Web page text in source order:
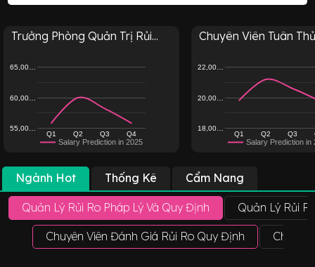
Trưởng Phòng Quản Trị Rủi...
Salary Prediction in 2025
Q1 Q2 Q3 Q4
55,00…
60,00…
65,00…
Chuyên Viên Tuân
Salary Prediction in
Q1 Q2 Q3
18,00…
20,00…
22,00…
Ngành Hot Thống Kê Cẩm Nang
Quản Lý Rủi Ro Pháp Lý Và Quy Định Quản Lý Rủi
Chuyên Viên Đánh Giá Rủi Ro Quy Định Chuyên